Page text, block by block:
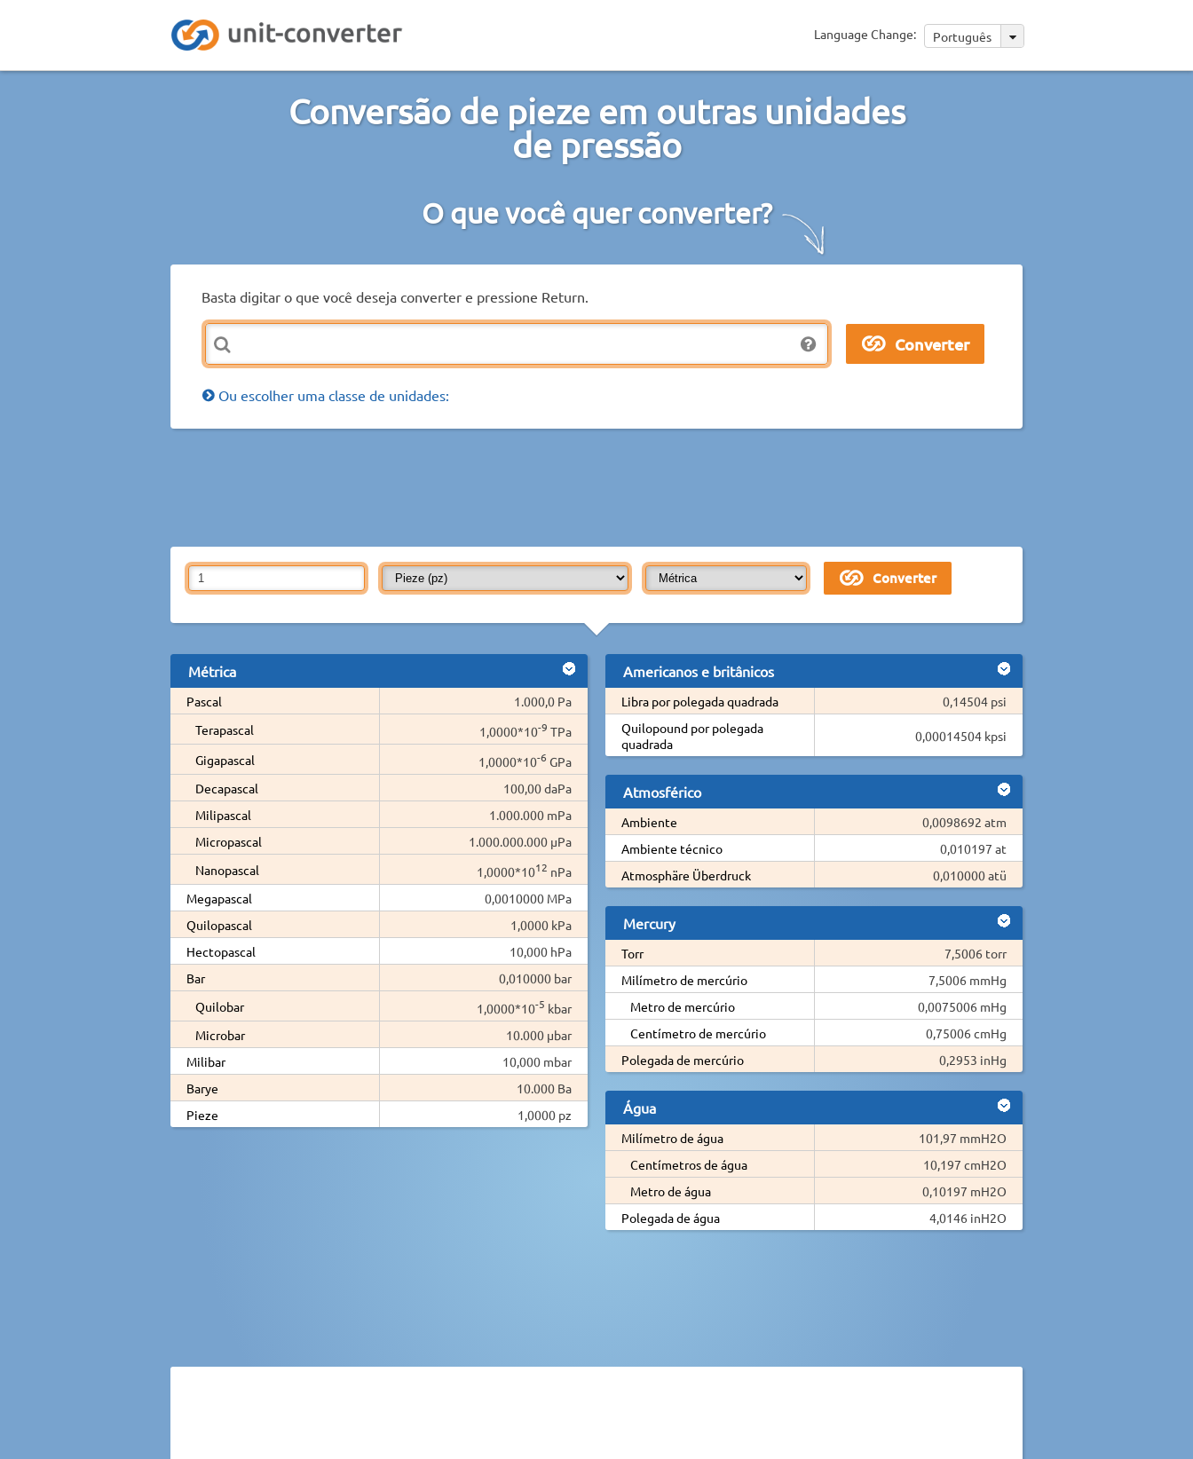
Language Change: Português
Conversão de pieze em outras unidades
de pressão
O que você quer converter?
Basta digitar o que você deseja converter e pressione Return.
Ou escolher uma classe de unidades:
Métrica
Pascal
1.000,0 Pa
Terapascal
1,0000*10-9 TPa
Gigapascal
1,0000*10-6 GPa
Decapascal
100,00 daPa
Milipascal
1.000.000 mPa
Micropascal
1.000.000.000 µPa
Nanopascal
1,0000*1012 nPa
Megapascal
0,0010000 MPa
Quilopascal
1,0000 kPa
Hectopascal
10,000 hPa
Bar
0,010000 bar
Quilobar
1,0000*10-5 kbar
Microbar
10.000 µbar
Milibar
10,000 mbar
Barye
10.000 Ba
Pieze
1,0000 pz
Americanos e britânicos
Libra por polegada quadrada
0,14504 psi
Quilopound por polegada
quadrada
0,00014504 kpsi
Atmosférico
Ambiente
0,0098692 atm
Ambiente técnico
0,010197 at
Atmosphäre Überdruck
0,010000 atü
Mercury
Torr
7,5006 torr
Milímetro de mercúrio
7,5006 mmHg
Metro de mercúrio
0,0075006 mHg
Centímetro de mercúrio
0,75006 cmHg
Polegada de mercúrio
0,2953 inHg
Água
Milímetro de água
101,97 mmH2O
Centímetros de água
10,197 cmH2O
Metro de água
0,10197 mH2O
Polegada de água
4,0146 inH2O